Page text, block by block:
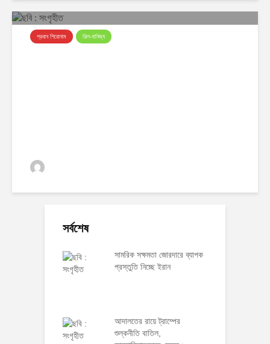
প্রধান শিরোনাম শিল্প-বানিজ্য
সর্বশেষ
সামরিক সক্ষমতা জোরদারে ব্যাপক
প্রস্তুতি নিচ্ছে ইরান
আদালতের রায়ে ট্রাম্পের
শুল্কনীতি বাতিল,